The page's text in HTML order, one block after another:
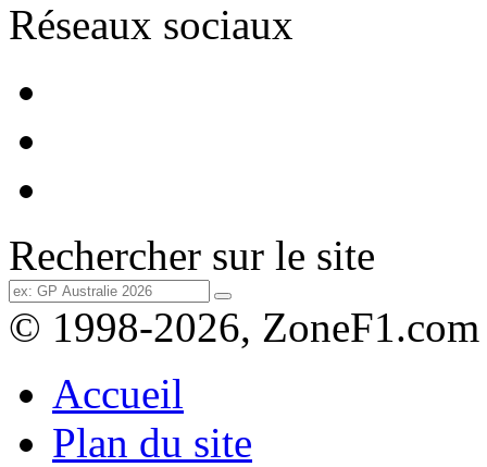
Réseaux sociaux
Rechercher sur le site
© 1998-2026, ZoneF1.com
Accueil
Plan du site